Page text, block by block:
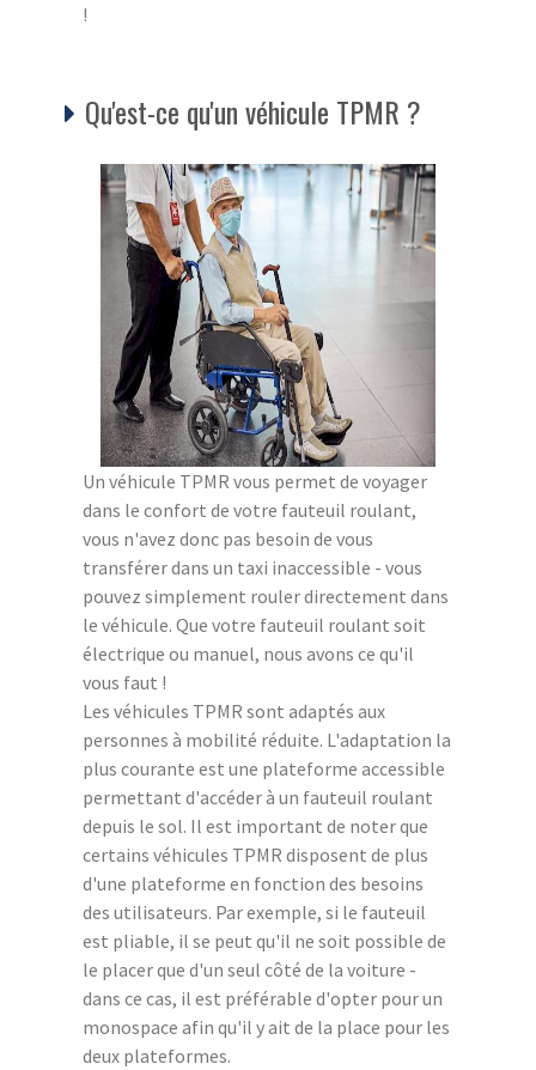
!
Qu'est-ce qu'un véhicule TPMR ?
Un véhicule TPMR vous permet de voyager
dans le confort de votre fauteuil roulant,
vous n'avez donc pas besoin de vous
transférer dans un taxi inaccessible - vous
pouvez simplement rouler directement dans
le véhicule. Que votre fauteuil roulant soit
électrique ou manuel, nous avons ce qu'il
vous faut !
Les véhicules TPMR sont adaptés aux
personnes à mobilité réduite. L'adaptation la
plus courante est une plateforme accessible
permettant d'accéder à un fauteuil roulant
depuis le sol. Il est important de noter que
certains véhicules TPMR disposent de plus
d'une plateforme en fonction des besoins
des utilisateurs. Par exemple, si le fauteuil
est pliable, il se peut qu'il ne soit possible de
le placer que d'un seul côté de la voiture -
dans ce cas, il est préférable d'opter pour un
monospace afin qu'il y ait de la place pour les
deux plateformes.